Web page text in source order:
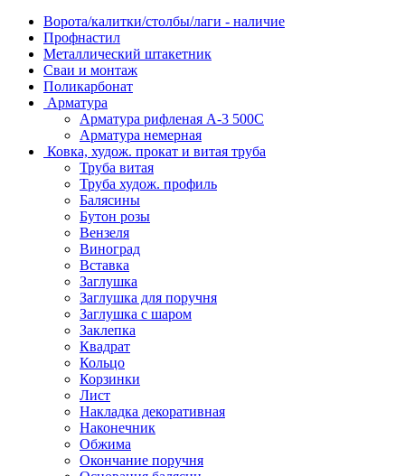
Ворота/калитки/столбы/лаги - наличие
Профнастил
Металлический штакетник
Сваи и монтаж
Поликарбонат
Арматура
Арматура рифленая А-3 500С
Арматура немерная
Ковка, худож. прокат и витая труба
Труба витая
Труба худож. профиль
Балясины
Бутон розы
Вензеля
Виноград
Вставка
Заглушка
Заглушка для поручня
Заглушка с шаром
Заклепка
Квадрат
Кольцо
Корзинки
Лист
Накладка декоративная
Наконечник
Обжима
Окончание поручня